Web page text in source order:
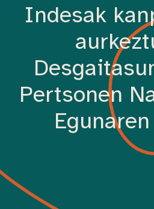
Indesak
Pertsonen